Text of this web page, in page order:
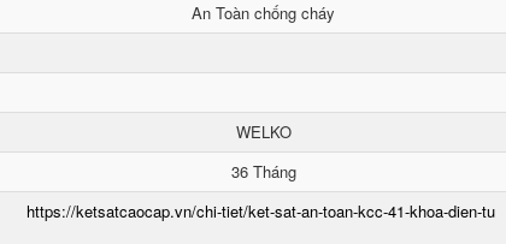
An Toàn chống cháy
WELKO
36 Tháng
https://ketsatcaocap.vn/chi-tiet/ket-sat-an-toan-kcc-41-khoa-dien-tu